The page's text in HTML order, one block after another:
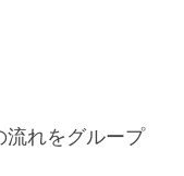
流れをグループ